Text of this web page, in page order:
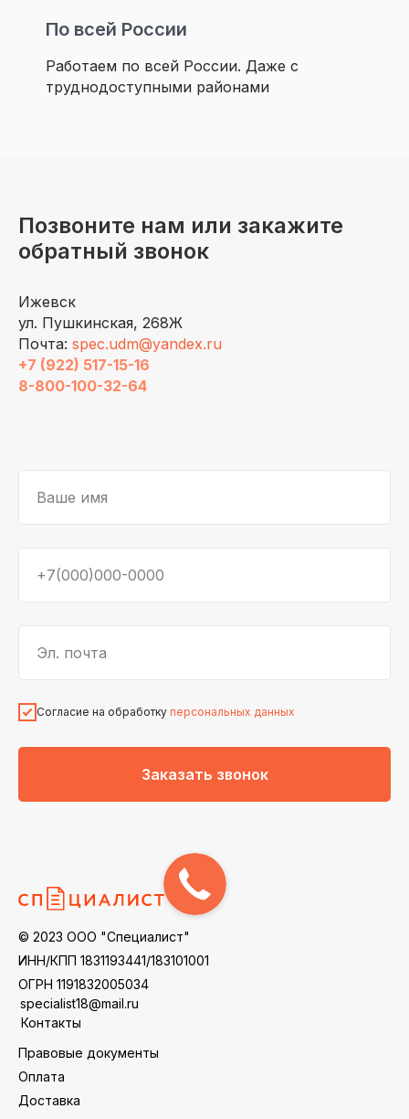
По всей России
Работаем по всей России. Даже с
труднодоступными районами
Позвоните нам или закажите
обратный звонок
Ижевск
ул. Пушкинская, 268Ж
Почта: spec.udm@yandex.ru
+7 (922) 517-15-16
8-800-100-32-64
Ваше имя
+7(000)000-0000
Эл. почта
Согласие на обработку персональных данных
Заказать звонок
© 2023 ООО "Специалист"
ИНН/КПП 1831193441/183101001
ОГРН 1191832005034
Оплата
Контакты
Правовые документы
Доставка
specialist18@mail.ru